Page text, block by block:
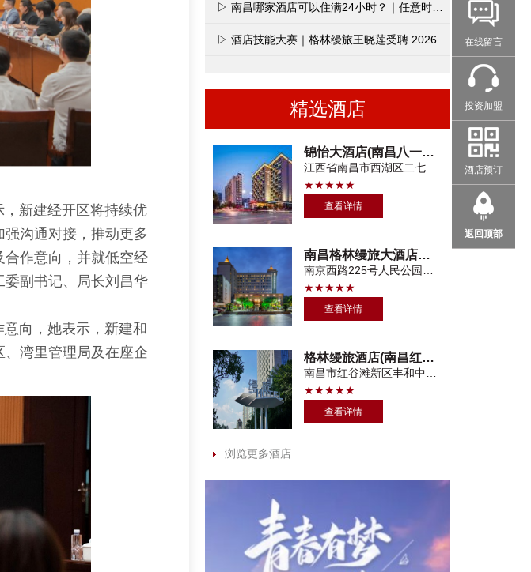
新建经开区将持续优
沟通对接，推动更多
作意向，并就低空经
副书记、局长刘昌华
向，她表示，新建和
湾里管理局及在座企
精选酒店
锦怡大酒店(南昌八一广场火车站店)
★★★★★
查看详情
南昌格林缦旅大酒店（八一广场一附院店）
★★★★★
查看详情
格林缦旅酒店(南昌红谷滩万达广场店)
★★★★★
查看详情
浏览更多酒店
在线留言
投资加盟
酒店预订
返回顶部